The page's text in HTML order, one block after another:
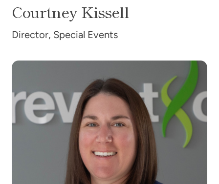
CourtneyKissell
Director, Special Events
凯特琳·库伯勒